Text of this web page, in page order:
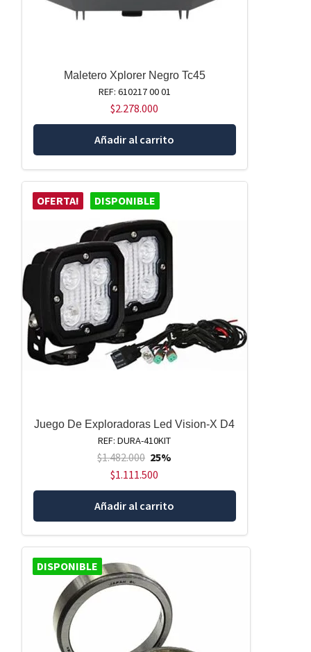
Maletero Xplorer Negro Tc45
REF: 610217 00 01
$2.278.000
Añadir al carrito
OFERTA! DISPONIBLE
Juego De Exploradoras Led Vision-X D4
REF: DURA-410KIT
$1.482.000 25%
$1.111.500
Añadir al carrito
DISPONIBLE